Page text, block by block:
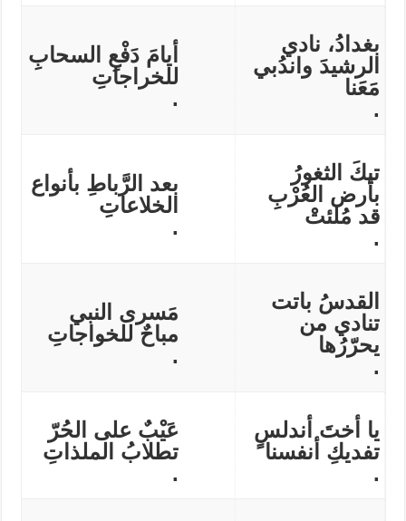
بغدادُ، نادي
الرشيدَ واندُبي
مَعَنا
.
أيامَ دَفْعِ السحابِ
للخراجاتِ
.
تيكَ الثغورُ
بأرض العُرْبِ
قد مُلئتْ
.
بعد الرَّباطِ بأنواع
الخلاعاتِ
.
القدسُ باتت
تنادي من
يحرّرُها
.
مَسرى النبي
مباحٌ للخواجاتِ
.
يا أختَ أندلسٍ
تفديكِ أنفسنا
.
عَيْبٌ على الحُرّ
تطلابُ الملذاتِ
.